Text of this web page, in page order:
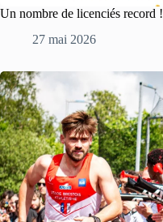
Un nombre de licenciés record !
27 mai 2026